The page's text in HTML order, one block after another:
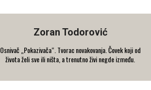
Zoran Todorović
Osnivač „Pokazivača“. Tvorac novakovanja. Čovek koji od
života želi sve ili ništa, a trenutno živi negde između.